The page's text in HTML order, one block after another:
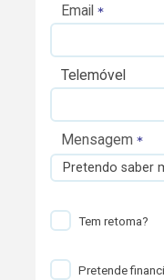
Email
Telemóvel
Mensagem
Pretendo saber
Tem retoma?
Pretende